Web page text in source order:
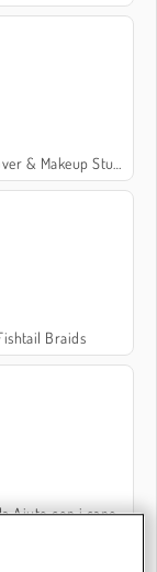
& Makeup Studio
Braids
Aiuto con i capelli